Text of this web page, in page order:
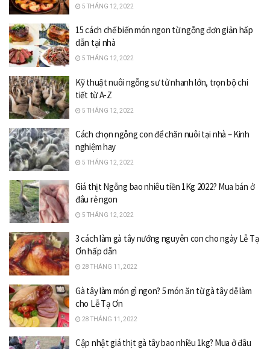
5 THÁNG 12, 2022
15 cách chế biến món ngon từ ngỗng đơn giản hấp
dẫn tại nhà
5 THÁNG 12, 2022
Kỹ thuật nuôi ngỗng sư tử nhanh lớn, trọn bộ chi
tiết từ A-Z
5 THÁNG 12, 2022
Cách chọn ngỗng con để chăn nuôi tại nhà – Kinh
nghiệm hay
5 THÁNG 12, 2022
Giá thịt Ngỗng bao nhiêu tiền 1Kg 2022? Mua bán ở
đâu rẻ ngon
5 THÁNG 12, 2022
3 cách làm gà tây nướng nguyên con cho ngày Lễ Tạ
Ơn hấp dẫn
28 THÁNG 11, 2022
Gà tây làm món gì ngon? 5 món ăn từ gà tây dễ làm
cho Lễ Tạ Ơn
28 THÁNG 11, 2022
Cập nhật giá thịt gà tây bao nhiều 1kg? Mua ở đâu